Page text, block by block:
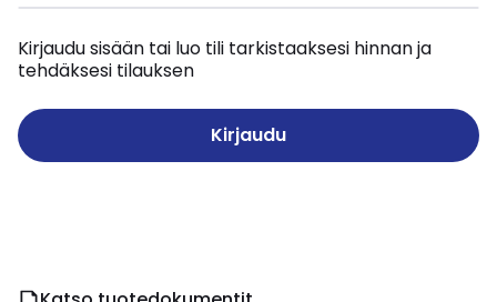
Kirjaudu sisään tai luo tili tarkistaaksesi hinnan ja
tehdäksesi tilauksen
Kirjaudu